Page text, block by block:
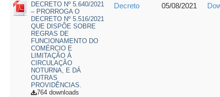
DECRETO Nº 5.640/2021
– PRORROGA O
DECRETO Nº 5.516/2021
QUE DISPÕE SOBRE
REGRAS DE
FUNCIONAMENTO DO
COMÉRCIO E
LIMITAÇÃO À
CIRCULAÇÃO
NOTURNA, E DÁ
OUTRAS
PROVIDÊNCIAS.
764 downloads
Decreto 05/08/2021